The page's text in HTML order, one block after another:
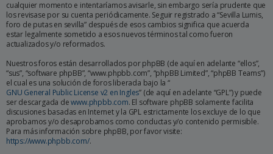
cualquier momento e intentaríamos avisarle, sin embargo sería prudente que
los revisase por su cuenta periódicamente. Seguir registrado a “Sevilla Lumis,
foro de putas en sevilla” después de esos cambios significa que acuerda
estar legalmente sometido a esos nuevos términos tal como fueron
actualizados y/o reformados.
Nuestros foros están desarrollados por phpBB (de aquí en adelante “ellos”,
“sus”, “software phpBB”, “www.phpbb.com”, “phpBB Limited”, “phpBB Teams”)
el cual es una solución de foros liberada bajo la “
GNU General Public License v2 en Ingles” (de aquí en adelante “GPL”) y puede
ser descargada dewww.phpbb.com. El software phpBB solamente facilita
discusiones basadas en Internet y la GPL estrictamente los excluye de lo que
aprobamos y/o desaprobamos como conductas y/o contenido permisible.
Para más información sobre phpBB, por favor visite:
https://www.phpbb.com/.